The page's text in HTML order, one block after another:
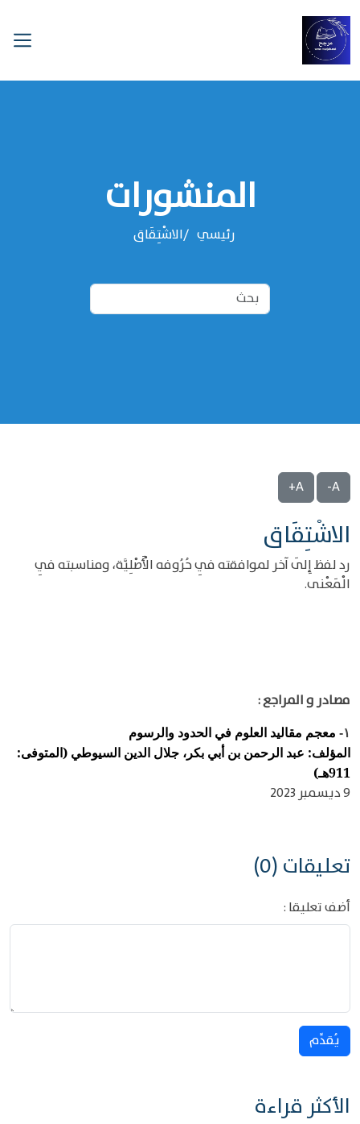
المنشورات
رئيسي الاشْتِقَاق
A-
A+
الاشْتِقَاق
رد لفظ إِلَى آخر لموافقته فِي حُرُوفه الْأَصْلِيَّة، ومناسبته فِي
الْمَعْنى.
مصادر و المراجع :
١-
معجم مقاليد العلوم في الحدود والرسوم
المؤلف: عبد الرحمن بن أبي بكر، جلال الدين السيوطي (المتوفى:
911هـ)
9 ديسمبر 2023
تعليقات (0)
أضف تعليقا :
يُقدِّم
الأكثر قراءة